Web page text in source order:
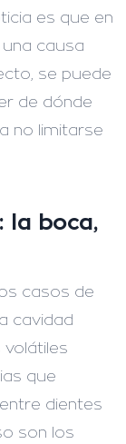
es que en
causa
se puede
de dónde
no limitarse
la boca,
casos de
cavidad
que
dientes
son los